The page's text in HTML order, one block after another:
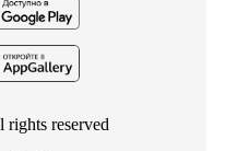
rights reserved